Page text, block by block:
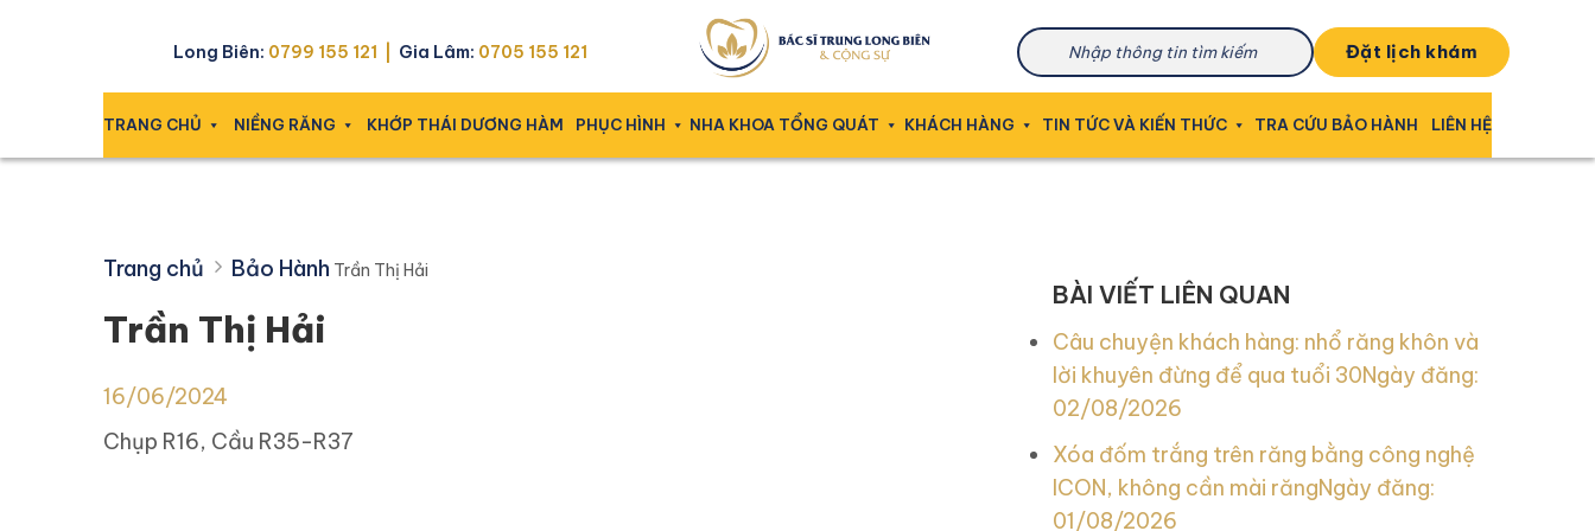
Trần Thị Hải
Long Biên: 0799 155 121 | Gia Lâm: 0705 155 121 đặt lịch khám
TRANG CHỦ NIỀNG RĂNG KHỚP THÁI DƯƠNG HÀM PHỤC HÌNH NHA KHOA TỔNG QUÁT KHÁCH HÀNG TIN TỨC VÀ KIẾN THỨC TRA CỨU BẢO HÀNH LIÊN HỆ
Trang chủ Bảo Hành Trần Thị Hải
Trần Thị Hải
16/06/2024
Chụp R16, Cầu R35-R37
BÀI VIẾT LIÊN QUAN
Câu chuyện khách hàng: nhổ răng khôn và
lời khuyên đừng để qua tuổi 30Ngày đăng:
02/08/2026
Xóa đốm trắng trên răng bằng công nghệ
ICON, không cần mài răngNgày đăng:
01/08/2026